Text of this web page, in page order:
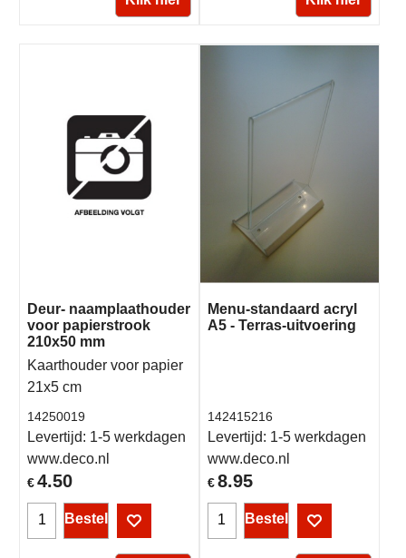
Deur- naamplaathouder
voor papierstrook
210x50 mm
Kaarthouder voor papier
21x5 cm
€4.50
14250019
Levertijd: 1-5 werkdagen
www.deco.nl
Bestel
Menu-standaard acryl
A5 - Terras-uitvoering
€8.95
142415216
Levertijd: 1-5 werkdagen
www.deco.nl
Bestel